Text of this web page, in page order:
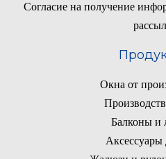
Согласие на получение
Окна от
Балконы и
Аксессуары